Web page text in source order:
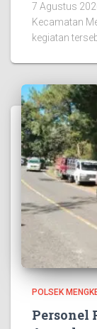
7 Agustus
Kecamatan
kegiatan
POLSEK
Personel